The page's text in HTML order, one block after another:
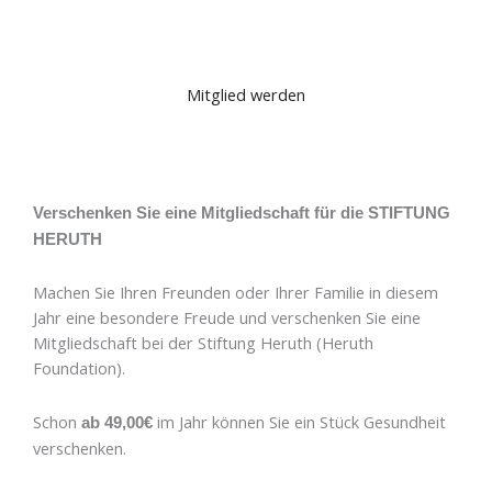
Mitglied werden
Verschenken Sie eine Mitgliedschaft für die STIFTUNG
HERUTH
Machen Sie Ihren Freunden oder Ihrer Familie in diesem
Jahr eine besondere Freude und verschenken Sie eine
Mitgliedschaft bei der Stiftung Heruth (Heruth
Foundation).
Schon ab 49,00€ im Jahr können Sie ein Stück Gesundheit
verschenken.